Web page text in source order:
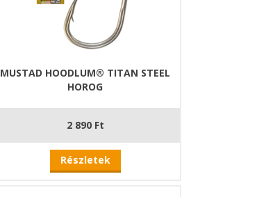
MUSTAD HOODLUM® TITAN STEEL
HOROG
2 890 Ft
Részletek